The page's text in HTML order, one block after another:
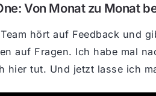
Von Monat zu Monat
hört auf Feedback und
auf Fragen. Ich habe mal
hier tut. Und jetzt lasse ich